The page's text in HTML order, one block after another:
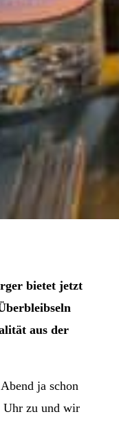
bietet jetzt
aus der
ja schon
Uhr zu und wir